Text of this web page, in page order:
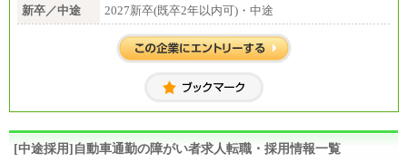
新卒／中途
2027新卒(既卒2年以内可)・中途
[中途採用]自動車通勤の障がい者求人転職・採用情報一覧